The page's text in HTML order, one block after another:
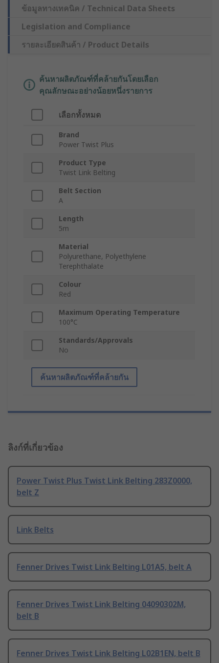
ข้อมูลทางเทคนิค / Technical Data Sheets
Legislation and Compliance
รายละเอียดสินค้า / Product Details
ค้นหาผลิตภัณฑ์ที่คล้ายกันโดยเลือก
คุณลักษณะอย่างน้อยหนึ่งรายการ
เลือกทั้งหมด
Brand
Power Twist Plus
Product Type
Twist Link Belting
Belt Section
A
Length
5m
Material
Polyurethane, Polyethylene
Terephthalate
Colour
Red
Maximum Operating Temperature
100°C
Standards/Approvals
No
ค้นหาผลิตภัณฑ์ที่คล้ายกัน
ลิงก์ที่เกี่ยวข้อง
Power Twist Plus Twist Link Belting 283Z0000,
belt Z
Link Belts
Fenner Drives Twist Link Belting L01A5, belt A
Fenner Drives Twist Link Belting 04090302M,
belt B
Fenner Drives Twist Link Belting L02B1EN, belt B